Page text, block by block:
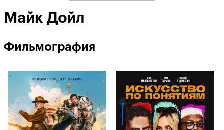
Майк Дойл
Фильмография